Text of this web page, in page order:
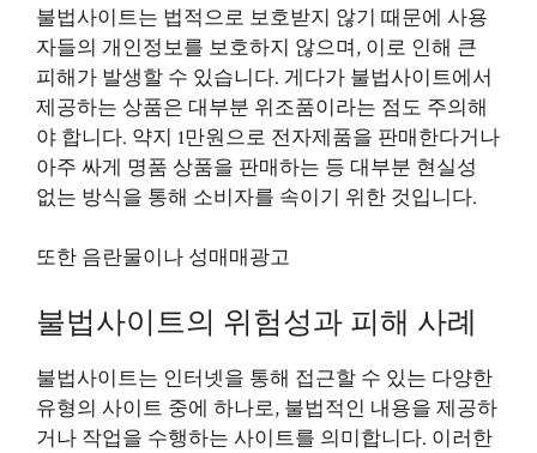
불법사이트는 법적으로 보호받지 않기 때문에 사용
자들의 개인정보를 보호하지 않으며, 이로 인해 큰
피해가 발생할 수 있습니다. 게다가 불법사이트에서
제공하는 상품은 대부분 위조품이라는 점도 주의해
야 합니다. 약지 1만원으로 전자제품을 판매한다거나
아주 싸게 명품 상품을 판매하는 등 대부분 현실성
없는 방식을 통해 소비자를 속이기 위한 것입니다.
또한 음란물이나 성매매광고
불법사이트의 위험성과 피해 사례
불법사이트는 인터넷을 통해 접근할 수 있는 다양한
유형의 사이트 중에 하나로, 불법적인 내용을 제공하
거나 작업을 수행하는 사이트를 의미합니다. 이러한